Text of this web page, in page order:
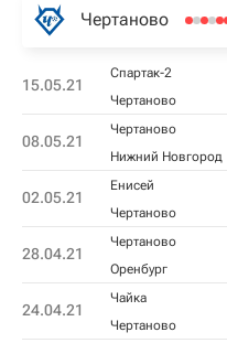
Чертаново
15.05.21
Спартак-2
Чертаново
08.05.21
Чертаново
Нижний Новгород
02.05.21
Енисей
Чертаново
28.04.21
Чертаново
Оренбург
24.04.21
Чайка
Чертаново